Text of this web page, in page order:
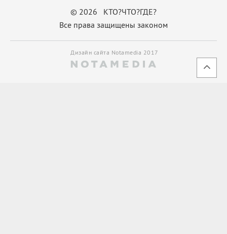
© 2026 КТО?ЧТО?ГДЕ?
Все права защищены законом
Дизайн сайта Notamedia 2017